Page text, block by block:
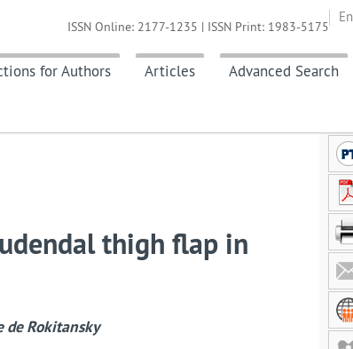
for Authors Articles Advanced Search
ISSN Online: 2177-1235 | ISSN Print: 1983-5175
thigh flap in
de Rokitansky